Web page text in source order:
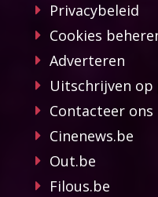
Privacybeleid
Cookies
Adverteren
Uitschrijven
Contacteer ons
Cinenews.be
Out.be
Filous.be